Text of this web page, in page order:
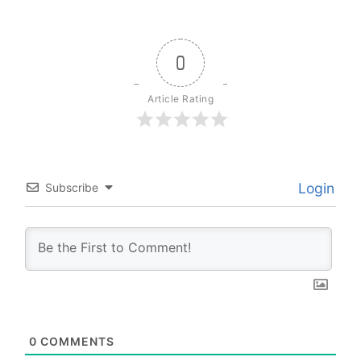
0
Article Rating
Subscribe Login
0 COMMENTS